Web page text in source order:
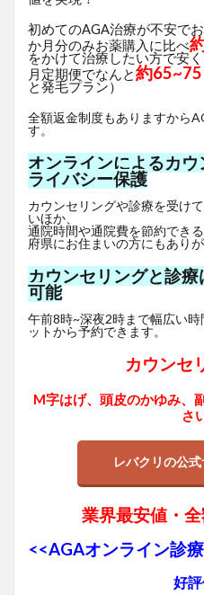
初めてのAGA治療が不安で
か月分のみお薬購入に比べ
をかけて治療したい方で安
月定期便でなんと約
と発毛プラン）
全額返金制度もありますから
す。
オンラインによるカ
ライバシー保護
カウンセリングや診療を受け
いほか、
通院時間や通院費を節約でき
府県にお住まいの方にもありが
カウンセリングと診
可能
午前8時~深夜2時まで幅広い
ットから予約できます。
カウンセ
M字はげ、頭皮のかゆみ、
さ
レバクリの公
業界最安値・
<<AGAオンライン診
好